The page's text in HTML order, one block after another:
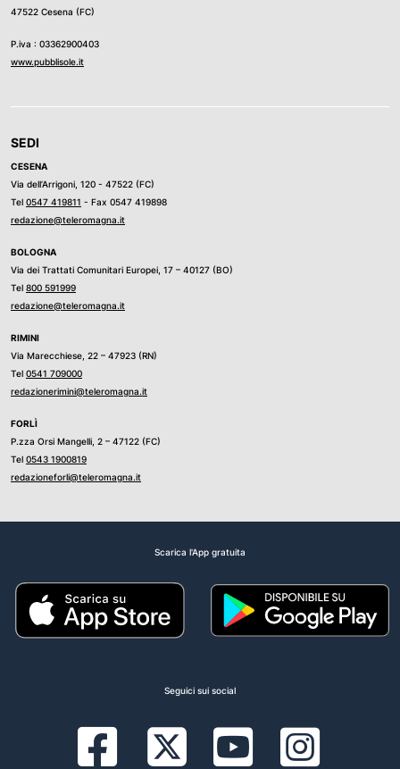
47522 Cesena (FC)
P.iva : 03362900403
www.pubblisole.it
SEDI
CESENA
Via dell’Arrigoni, 120 - 47522 (FC)
Tel 0547 419811 - Fax 0547 419898
redazione@teleromagna.it
BOLOGNA
Via dei Trattati Comunitari Europei, 17 – 40127 (BO)
Tel 800 591999
redazione@teleromagna.it
RIMINI
Via Marecchiese, 22 – 47923 (RN)
Tel 0541 709000
redazionerimini@teleromagna.it
FORLÌ
P.zza Orsi Mangelli, 2 – 47122 (FC)
Tel 0543 1900819
redazioneforli@teleromagna.it
Scarica l'App gratuita
Seguici sui social